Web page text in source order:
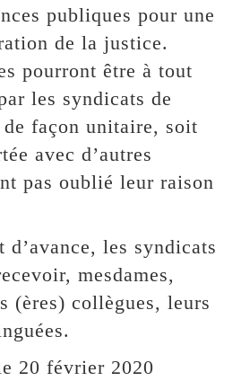
publiques pour une
de la justice.
pourront être à tout
les syndicats de
façon unitaire, soit
avec d’autres
pas oublié leur raison
d’avance, les syndicats
mesdames,
(ères) collègues, leurs
20 février 2020